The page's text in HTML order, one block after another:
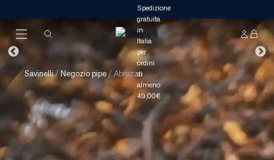
Savinelli/ Negozio pipe/Abruzzo